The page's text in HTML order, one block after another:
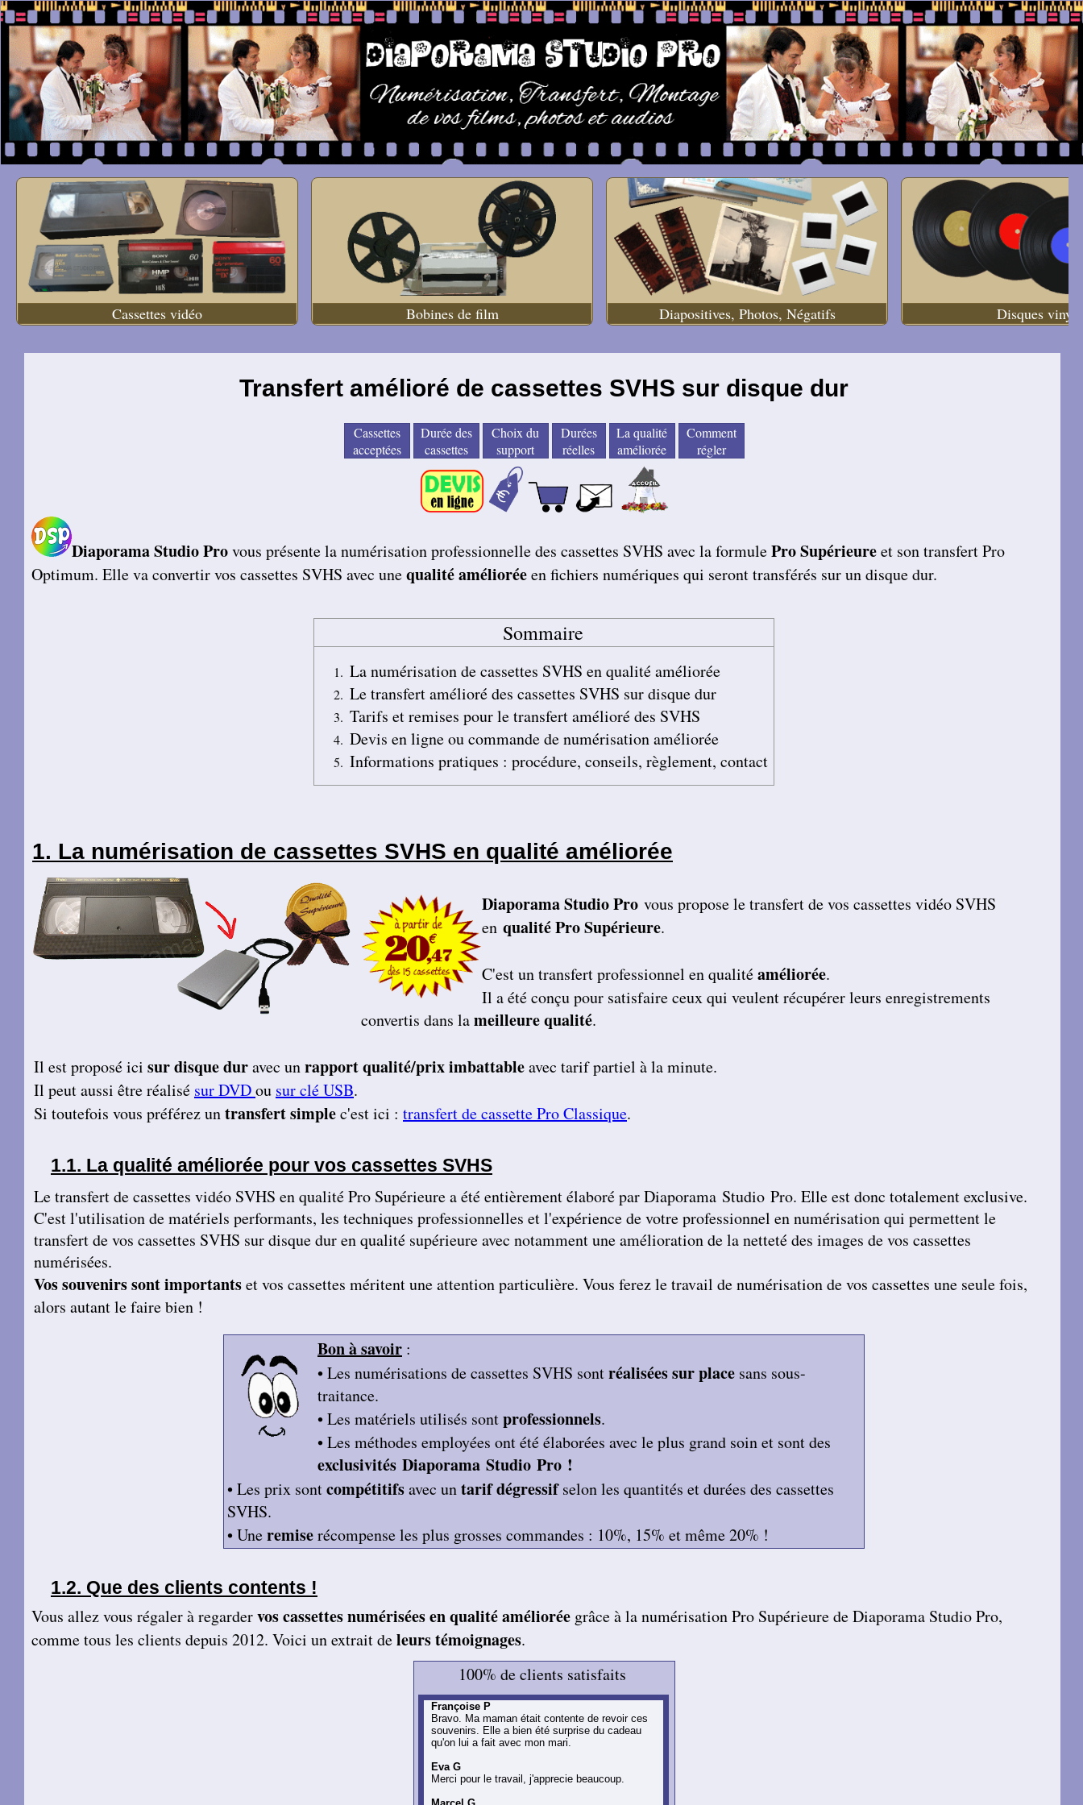
Cassettes vidéo Bobines de film Diapositives, Photos, Négatifs Disques
Transfert amélioré de cassettes SVHS sur disque dur
Cassettes
acceptées
Durée des
cassettes
Choix du
support
Durées
réelles
La qualité
améliorée
Comment
régler
Diaporama Studio Provous présente la numérisation professionnelle des cassettes SVHS avec la formulePro Supérieureet son transfert Pro
Optimum. Elle va convertir vos cassettes SVHS avec unequalité amélioréeen fichiers numériques qui seront transférés sur un disque dur.
Sommaire
La numérisation de cassettes SVHS en qualité améliorée
Le transfert amélioré des cassettes SVHS sur disque dur
Tarifs et remises pour le transfert amélioré des SVHS
Devis en ligne ou commande de numérisation améliorée
Informations pratiques : procédure, conseils, règlement, contact
La numérisation de cassettes SVHS en qualité améliorée
Diaporama Studio Pro vous propose le transfert de vos cassettes vidéo SVHS
en qualité Pro Supérieure.
C'est un transfertprofessionnel en qualitéaméliorée.
Il a été conçu pour satisfaire ceux qui veulent récupérer leurs enregistrements
convertis dans lameilleure qualité.
Il est proposé ici sur disque duravec unrapport qualité/prix imbattableavec tarif partiel à la minute.
Il peut aussi être réalisé sur DVDou sur clé USB.
Si toutefois vous préférez untransfertsimplec'est ici : transfert de cassette Pro Classique.
La qualité améliorée pour vos cassettes SVHS
Le transfert de cassettes vidéo SVHS en qualité Pro Supérieure a été entièrement élaboré par Diaporama Studio Pro. Elle est donc totalement exclusive.
C'est l'utilisation de matériels performants, les techniques professionnelles et l'expérience de votre professionnel en numérisation qui permettent le
transfert de vos cassettes SVHS sur disque dur en qualité supérieureavec notamment une amélioration de la netteté des images de vos cassettes
numérisées.
Vos souvenirs sont importantset vos cassettes méritent une attention particulière. Vous ferez le travail de numérisation de vos cassettes une seule fois,
alors autant le faire bien !
Bon à savoir :
• Les numérisations de cassettes SVHS sontréalisées sur place sans sous-
traitance.
• Les matériels utilisés sontprofessionnels.
• Les méthodes employées ont été élaborées avec le plus grand soin et sont des
exclusivités Diaporama Studio Pro !
• Les prix sontcompétitifsavec untarif dégressifselon les quantités et durées des cassettes
SVHS.
• Uneremiserécompense les plus grosses commandes : 10%, 15% et même 20% !
Que des clients contents !
Vous allez vous régaler à regardervos cassettes numérisées en qualité améliorée grâce à la numérisation Pro Supérieure de Diaporama Studio Pro,
comme tous les clients depuis 2012. Voici un extrait deleurs témoignages.
100% de clients satisfaits
Françoise P
Bravo. Ma maman était contente de revoir ces
souvenirs. Elle a bien été surprise du cadeau
qu'on lui a fait avec mon mari.
Eva G
Merci pour le travail, j'apprecie beaucoup.